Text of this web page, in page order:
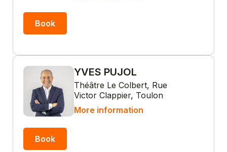
Book
YVES PUJOL
Théâtre Le Colbert, Rue
Victor Clappier, Toulon
More information
Book